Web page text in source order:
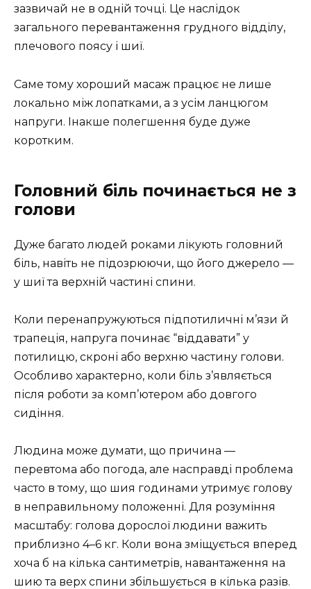
зазвичай не в одній точці. Це наслідок
загального перевантаження грудного відділу,
плечового поясу і шиї.
Саме тому хороший масаж працює не лише
локально між лопатками, а з усім ланцюгом
напруги. Інакше полегшення буде дуже
коротким.
Головний біль починається не з
голови
Дуже багато людей роками лікують головний
біль, навіть не підозрюючи, що його джерело —
у шиї та верхній частині спини.
Коли перенапружуються підпотиличні м’язи й
трапеція, напруга починає “віддавати” у
потилицю, скроні або верхню частину голови.
Особливо характерно, коли біль з’являється
після роботи за комп’ютером або довгого
сидіння.
Людина може думати, що причина —
перевтома або погода, але насправді проблема
часто в тому, що шия годинами утримує голову
в неправильному положенні. Для розуміння
масштабу: голова дорослої людини важить
приблизно 4–6 кг. Коли вона зміщується вперед
хоча б на кілька сантиметрів, навантаження на
шию та верх спини збільшується в кілька разів.